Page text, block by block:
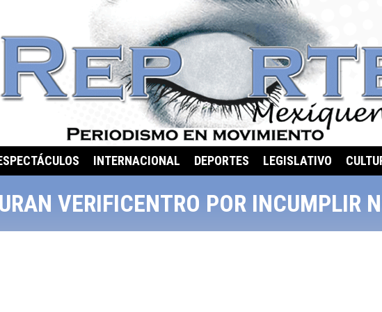
INTERNACIONAL DEPORTES LEGISLATIVO
VERIFICENTRO POR INCUMPLIR